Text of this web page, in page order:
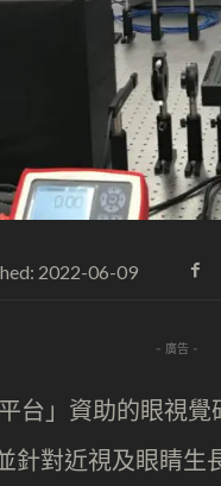
2022-06-09
- 廣告 -
」資助的眼視覺
針對近視及眼睛